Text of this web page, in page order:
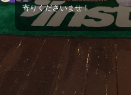
寄りくださいませ！